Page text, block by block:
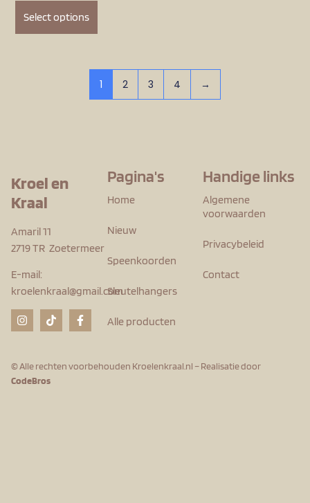
Select options
1 2 3 4 →
Kroel en
Kraal
Amaril 11
2719 TR Zoetermeer
E-mail:
kroelenkraal@gmail.com
Pagina's
Home
Nieuw
Speenkoorden
Sleutelhangers
Alle producten
Handige links
Algemene
voorwaarden
Privacybeleid
Contact
© Alle rechten voorbehouden Kroelenkraal.nl – Realisatie door
CodeBros